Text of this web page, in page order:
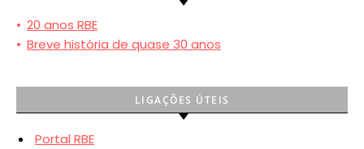
• 20 anos RBE
• Breve história de quase 30 anos
LIGAÇÕES ÚTEIS
Portal RBE